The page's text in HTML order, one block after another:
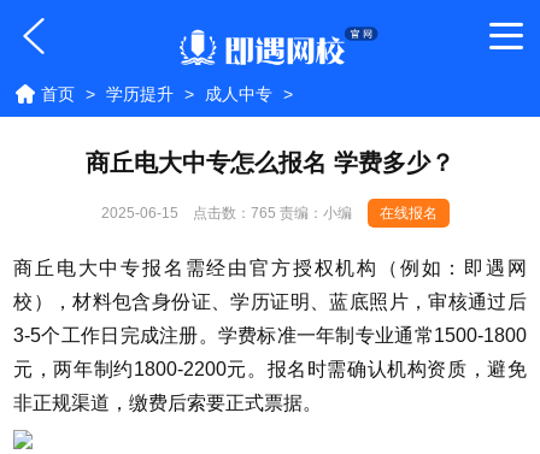
首页 > 学历提升 > 成人中专 >
商丘电大中专怎么报名 学费多少？
2025-06-15 点击数： 765 责编：小编 在线报名
商丘电大中专报名需经由官方授权机构（例如：即遇网
校），材料包含身份证、学历证明、蓝底照片，审核通过后
3-5个工作日完成注册。学费标准一年制专业通常1500-1800
元，两年制约1800-2200元。报名时需确认机构资质，避免
非正规渠道，缴费后索要正式票据。